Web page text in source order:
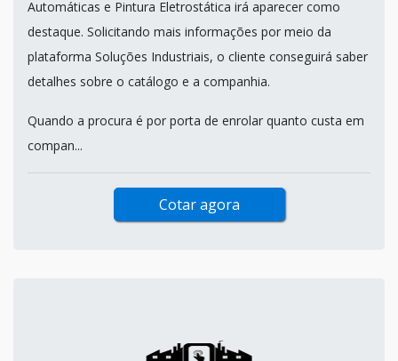
Automáticas e Pintura Eletrostática irá aparecer como
destaque. Solicitando mais informações por meio da
plataforma Soluções Industriais, o cliente conseguirá saber
detalhes sobre o catálogo e a companhia.
Quando a procura é por porta de enrolar quanto custa em
compan...
Cotar agora